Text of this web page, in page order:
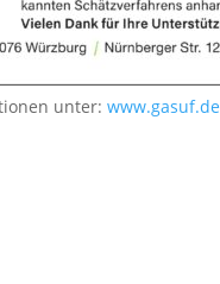
unter: www.gasuf.de